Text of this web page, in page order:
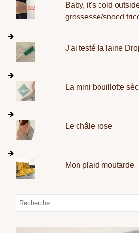
Baby, it's cold
grossesse/snood
J'ai testé la laine
La mini bouillotte
Le châle rose
Mon plaid moutarde